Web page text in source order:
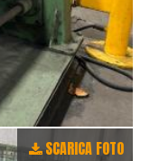
SCARICA FOTO